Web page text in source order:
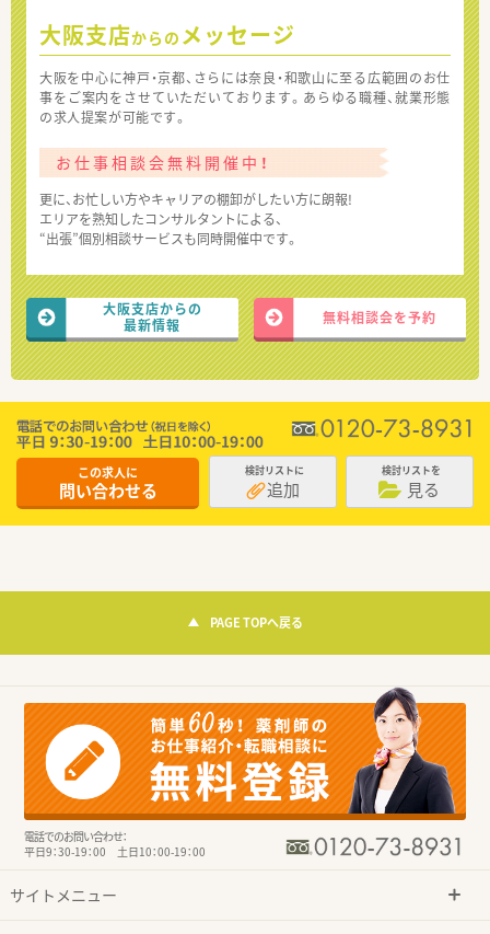
大阪支店からの メッセージ
大阪を中心に神戸・京都、さらには奈良・和歌山に至る広範囲のお仕
事をご案内をさせていただいております。あらゆる職種、就業形態
の求人提案が可能です。
お仕事相談会無料開催中！
更に、お忙しい方やキャリアの棚卸がしたい方に朗報!
エリアを熟知したコンサルタントによる、
“出張”個別相談サービスも同時開催中です。
大阪支店からの
最新情報
無料相談会を予約
この求人に
問い合わせる
検討リストに
追加
検討リストを
見る
PAGE TOPへ戻る
電話でのお問い合わせ：
平日9：30-19：00 土日10：00-19：00
サイトメニュー